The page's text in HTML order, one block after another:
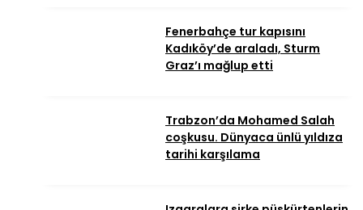
Fenerbahçe tur kapısını
Kadıköy’de araladı, Sturm
Graz’ı mağlup etti
Trabzon’da Mohamed Salah
coşkusu. Dünyaca ünlü yıldıza
tarihi karşılama